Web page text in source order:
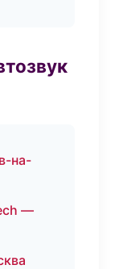
на-
—